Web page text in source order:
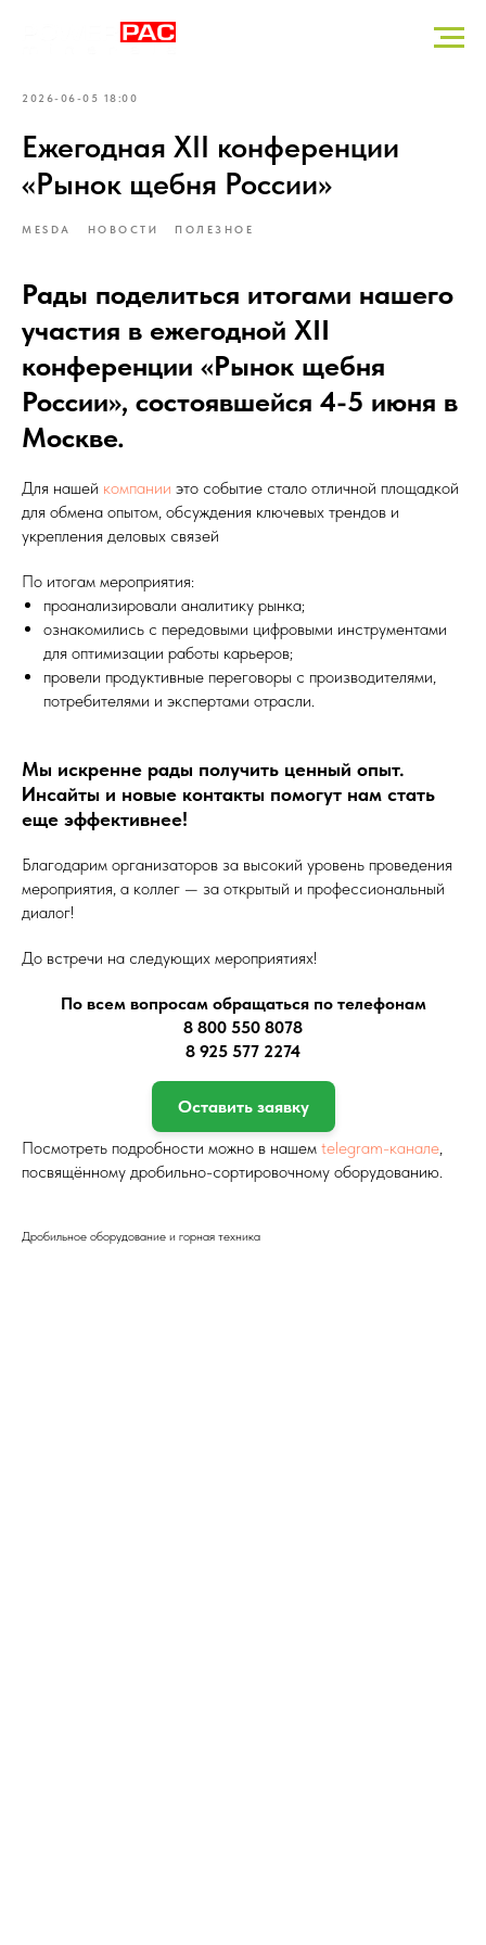
2026-06-05 18:00
Ежегодная XII конференции
«Рынок щебня России»
MESDA НОВОСТИ ПОЛЕЗНОЕ
Рады поделиться итогами нашего
участия в ежегодной XII
конференции «Рынок щебня
России», состоявшейся 4-5 июня в
Москве.
Для нашей компании это событие стало отличной площадкой
для обмена опытом, обсуждения ключевых трендов и
укрепления деловых связей
По итогам мероприятия:
проанализировали аналитику рынка;
ознакомились с передовыми цифровыми инструментами
для оптимизации работы карьеров;
провели продуктивные переговоры с производителями,
потребителями и экспертами отрасли.
Мы искренне рады получить ценный опыт.
Инсайты и новые контакты помогут нам стать
еще эффективнее!
Благодарим организаторов за высокий уровень проведения
мероприятия, а коллег — за открытый и профессиональный
диалог!
До встречи на следующих мероприятиях!
По всем вопросам обращаться по телефонам
8 800 550 8078
8 925 577 2274
Оставить заявку
Посмотреть подробности можно в нашем telegram-канале,
посвящённому дробильно-сортировочному оборудованию.
Дробильное оборудование и горная техника